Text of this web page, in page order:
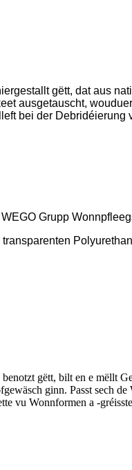
gëtt, dat aus
ausgetauscht,
bei der Debridéierung
Grupp
gëtt, bilt en e mëllt
ginn. Passt sech
vu Wonnformen a -